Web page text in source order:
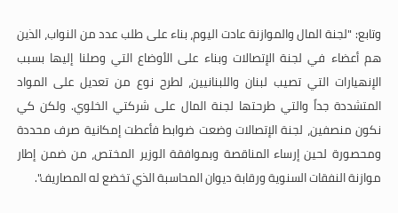
وتابع: "لجنة المال والموازنة عادت اليوم، بناء على طلب عدد من النواب، الذين
هم أعضاء في لجنة الإتصالات وبناء على الأوضاع التي وصلنا إليها بسبب
الإنهيارات التي تصيب لبنان واللبنانيين، لطرح نوع من تعديل على المواد
المتشددة جداً والتي طرحتها لجنة المال على شركتي الخلوي. ولكن كي
نكون منصفين، لجنة الإتصالات وضعت ضوابط فأعطت إمكانية صرف محددة
ومحصورة لحين إرساء المناقصة وبموافقة الوزير المختص، من ضمن إطار
موازنة النفقات السنوية ورقابة ديوان المحاسبة الذي تخضع له المصاريف".